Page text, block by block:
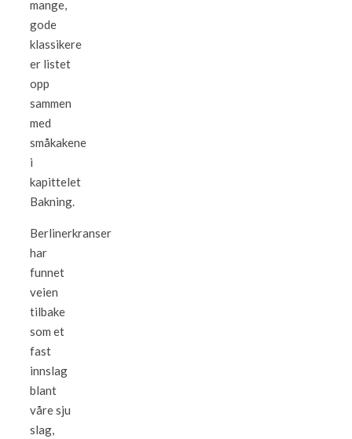
mange,
gode
klassikere
er listet
opp
sammen
med
småkakene
i
kapittelet
Bakning.
Berlinerkranser
har
funnet
veien
tilbake
som et
fast
innslag
blant
våre sju
slag,